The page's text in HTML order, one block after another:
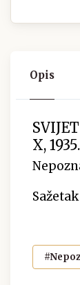
Opis
X,
Sažetak